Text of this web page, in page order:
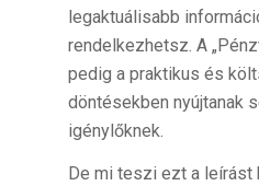
legaktuálisabb
rendelkezhetsz. A
pedig a praktikus és
döntésekben nyújtanak
igénylőknek.
De mi teszi ezt a leírást